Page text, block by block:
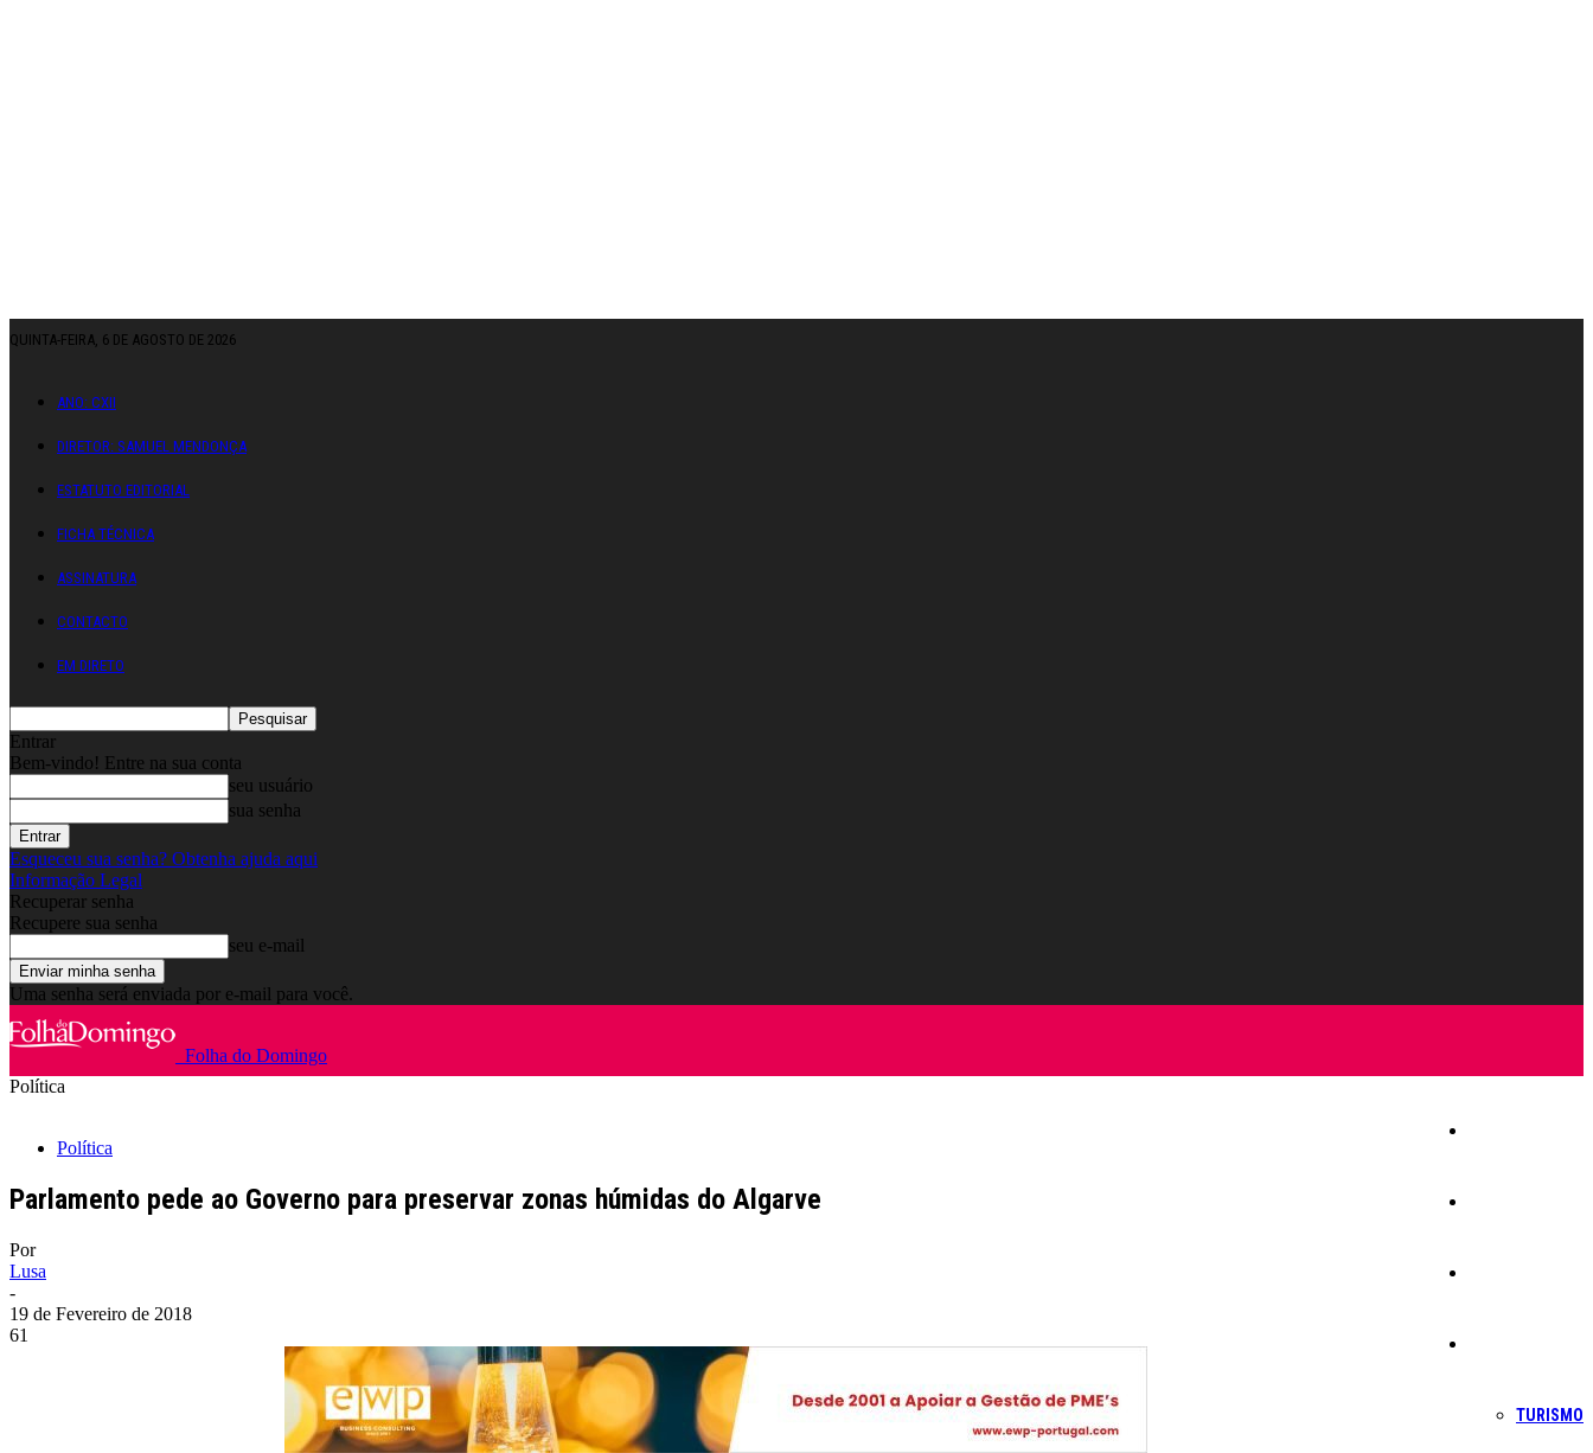
QUINTA-FEIRA, 6 DE AGOSTO DE 2026
ANO: CXII
DIRETOR: SAMUEL MENDONÇA
ESTATUTO EDITORIAL
FICHA TÉCNICA
ASSINATURA
CONTACTO
EM DIRETO
Entrar
Bem-vindo! Entre na sua conta
seu usuário
sua senha
Esqueceu sua senha? Obtenha ajuda aqui
Informação Legal
Recuperar senha
Recupere sua senha
seu e-mail
Uma senha será enviada por e-mail para você.
Folha do Domingo
TURISMO
Política
Política
Parlamento pede ao Governo para preservar zonas húmidas do Algarve
Por
Lusa
-
19 de Fevereiro de 2018
61